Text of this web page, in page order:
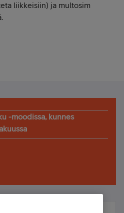
liikkeisiin) ja multosim
-moodissa, kunnes